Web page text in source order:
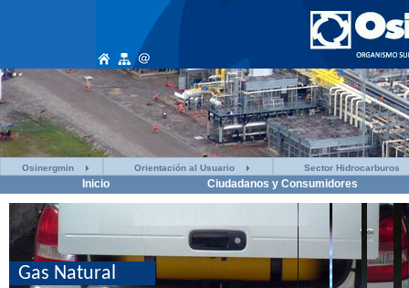
Osinergmin Orientación al Usuario Sector Hidrocarburos
Inicio Ciudadanos y Consumidores